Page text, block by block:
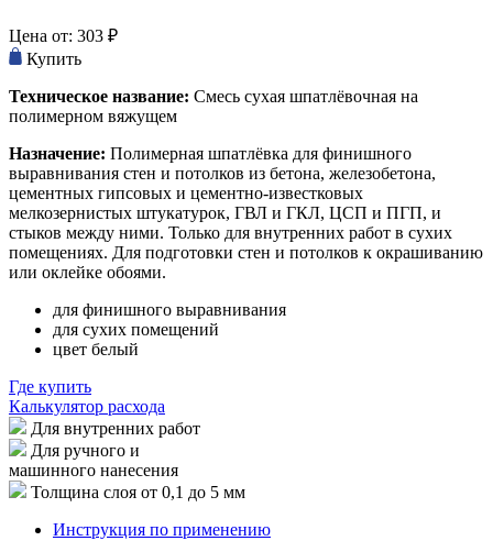
Цена от: 303 ₽
Купить
Техническое название: Смесь сухая шпатлёвочная на
полимерном вяжущем
Назначение: Полимерная шпатлёвка для финишного
выравнивания стен и потолков из бетона, железобетона,
цементных гипсовых и цементно-известковых
мелкозернистых штукатурок, ГВЛ и ГКЛ, ЦСП и ПГП, и
стыков между ними. Только для внутренних работ в сухих
помещениях. Для подготовки стен и потолков к окрашиванию
или оклейке обоями.
для финишного выравнивания
для сухих помещений
цвет белый
Где купить
Калькулятор расхода
Для внутренних работ
Для ручного и
машинного нанесения
Толщина слоя от 0,1 до 5 мм
Инструкция по применению